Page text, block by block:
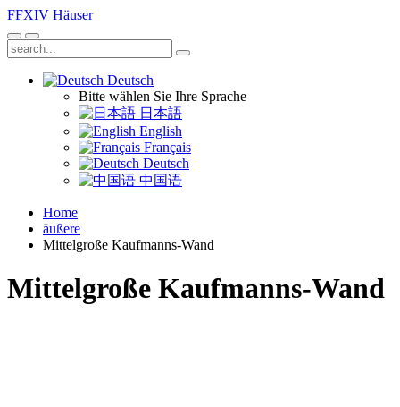
FFXIV Häuser
Deutsch
Bitte wählen Sie Ihre Sprache
日本語
English
Français
Deutsch
中国语
Home
äußere
Mittelgroße Kaufmanns-Wand
Mittelgroße Kaufmanns-Wand